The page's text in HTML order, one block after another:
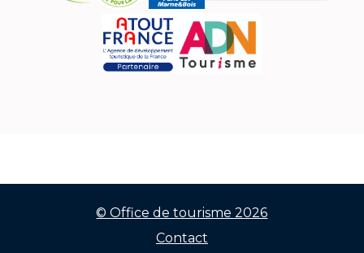
© Office de tourisme 2026
Contact